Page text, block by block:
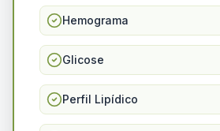
Hemograma
Glicose
Perfil Lipídico